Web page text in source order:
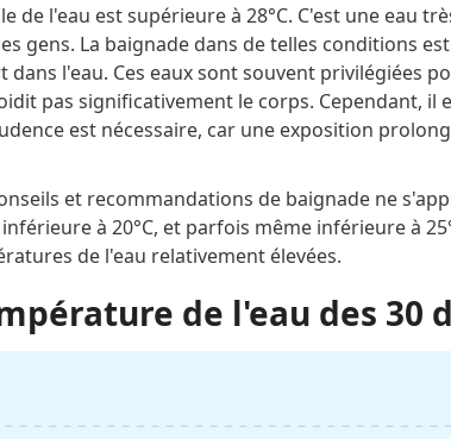
de l'eau est supérieure à 28°C. C'est une eau
gens. La baignade dans de telles conditions
l'eau. Ces eaux sont souvent privilégiées
pas significativement le corps. Cependant, il
est nécessaire, car une exposition
et recommandations de baignade ne
à 20°C, et parfois même inférieure à
de l'eau relativement élevées.
de l'eau des 30